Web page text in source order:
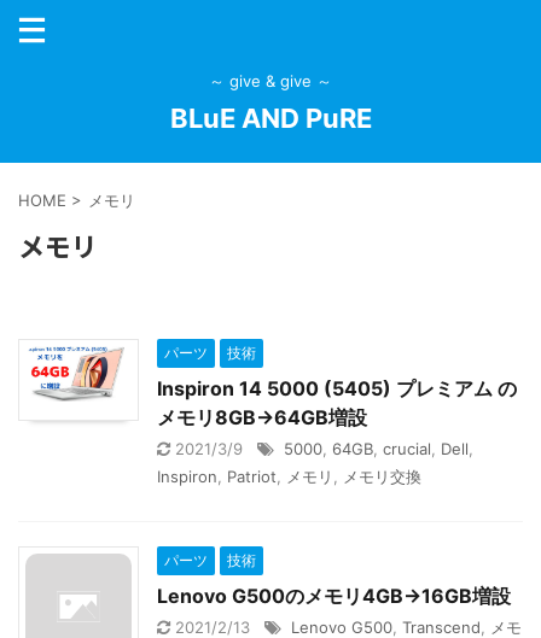
～ give & give ～
BLuE AND PuRE
HOME > メモリ
メモリ
パーツ 技術
Inspiron 14 5000 (5405) プレミアム の
メモリ8GB→64GB増設
2021/3/9 5000 64GB crucial Dell
Inspiron
Patriot メモリ メモリ交換
パーツ 技術
Lenovo G500のメモリ4GB→16GB増設
2021/2/13 Lenovo G500 Transcend
メモ